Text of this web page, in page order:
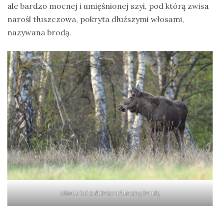
ale bardzo mocnej i umięśnionej szyi, pod którą zwisa
narośl tłuszczowa, pokryta dłuższymi włosami,
nazywana brodą.
Młody łoś z dobrze widoczną brodą
birdwatching
bushcraft
chruściele
czaplowate
drozdy
dzięciołowate
dzierżby
elektronika
turystyczna